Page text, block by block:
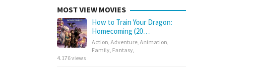
MOST VIEW MOVIES
How to Train Your Dragon:
Homecoming (20…
Action Adventure Animation
Family Fantasy
4.176 views